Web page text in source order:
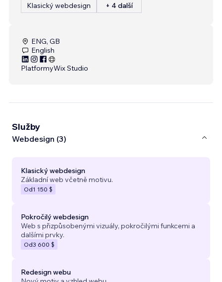
Klasický webdesign
+ 4 další
ENG, GB
English
PlatformyWix Studio
Služby
Webdesign (3)
Klasický webdesign
Základní web včetně motivu.
Od1 150 $
Pokročilý webdesign
Web s přizpůsobenými vizuály, pokročilými funkcemi a
dalšími prvky.
Od3 600 $
Redesign webu